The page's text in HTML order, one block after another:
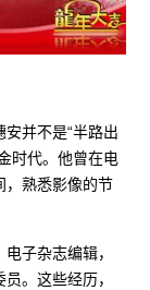
并不是“半路出
时代。他曾在电
，熟悉影像的节
子杂志编辑，
。这些经历，